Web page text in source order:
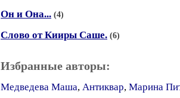
Он и Она... (4)
Слово от Кииры Саше. (6)
Избранные авторы:
Медведева Маша, Антиквар, Марина